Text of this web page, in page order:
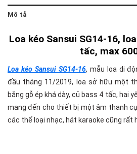
Mô tả
Loa kéo Sansui SG14-16,
tấc, max
Loa kéo Sansui SG14-16, mẫu loa di
đầu tháng 11/2019, loa sở hữu một
bằng gỗ ép khá dày, củ bass 4 tấc, hai
mang đến cho thiết bị một âm thanh
các thể loại nhạc, hát karaoke cũng rất